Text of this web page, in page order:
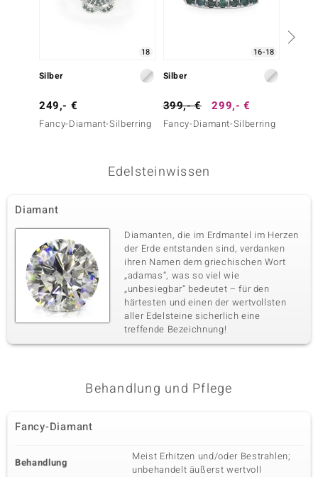
18
Silber
249,- €
Fancy-Diamant-Silberring
16-18
Silber
399,- € 299,- €
Fancy-Diamant-Silberring
Edelsteinwissen
Diamant
Diamanten, die im Erdmantel im Herzen
der Erde entstanden sind, verdanken
ihren Namen dem griechischen Wort
„adamas“, was so viel wie
„unbesiegbar“ bedeutet – für den
härtesten und einen der wertvollsten
aller Edelsteine sicherlich eine
treffende Bezeichnung!
Behandlung und Pflege
Fancy-Diamant
Behandlung
Meist Erhitzen und/oder Bestrahlen;
unbehandelt äußerst wertvoll